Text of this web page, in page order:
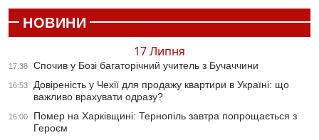
НОВИНИ
17 Липня
17:38 Спочив у Бозі багаторічний учитель з Бучаччини
16:53
Довіреність у Чехії для продажу квартири в Україні: що
важливо врахувати одразу?
16:00
Помер на Харківщині: Тернопіль завтра попрощається з
Героєм